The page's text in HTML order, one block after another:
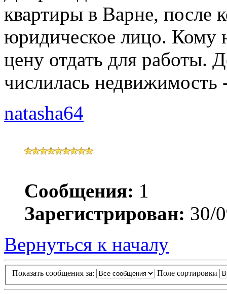
квартиры в Варне, после
юридическое лицо. Кому
цену отдать для работы.
числилась
natasha64
Сообщения: 1
Зарегистрирован: 30/
Вернуться к началу
Показать сообщения за: Поле сортировки